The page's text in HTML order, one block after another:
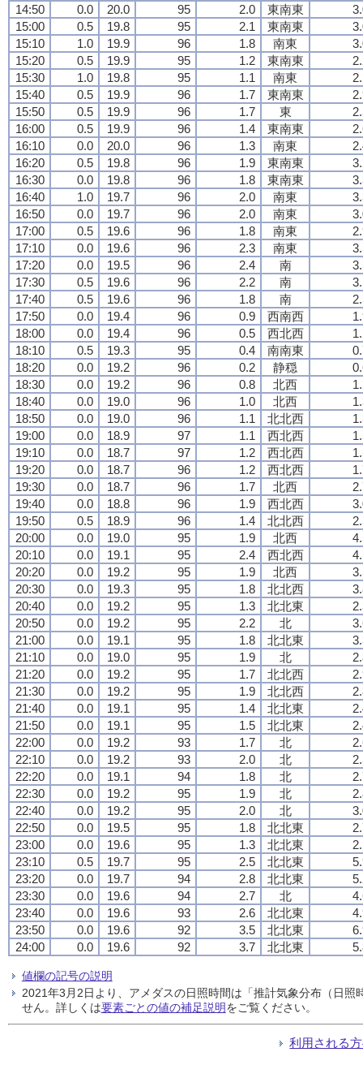
14:50 0.0 20.0 95 2.0 東南東
15:00
0.5 19.8 95 2.1 東南東
15:10
1.0 19.9 96 1.8 南東
15:20
0.5 19.9 95 1.2 東南東
15:30
1.0 19.8 95 1.1 南東
15:40
0.5 19.9 96 1.7 東南東
15:50
0.5 19.9 96 1.7 東
16:00
0.5 19.9 96 1.4 東南東
16:10
0.0 20.0 96 1.3 南東
16:20
0.5 19.8 96 1.9 東南東
16:30
0.0 19.8 96 1.8 東南東
16:40
1.0 19.7 96 2.0 南東
16:50
0.0 19.7 96 2.0 南東
17:00
0.5 19.6 96 1.8 南東
17:10
0.0 19.6 96 2.3 南東
17:20
0.0 19.5 96 2.4 南
17:30
0.5 19.6 96 2.2 南
17:40
0.5 19.6 96 1.8 南
17:50
0.0 19.4 96 0.9 西南西
18:00
0.0 19.4 96 0.5 西北西
18:10
0.5 19.3 95 0.4 南南東
18:20
0.0 19.2 96 0.2 静穏
18:30
0.0 19.2 96 0.8 北西
18:40
0.0 19.0 96 1.0 北西
18:50
0.0 19.0 96 1.1 北北西
19:00
0.0 18.9 97 1.1 西北西
19:10
0.0 18.7 97 1.2 西北西
19:20
0.0 18.7 96 1.2 西北西
19:30
0.0 18.7 96 1.7 北西
19:40
0.0 18.8 96 1.9 西北西
19:50
0.5 18.9 96 1.4 北北西
20:00
0.0 19.0 95 1.9 北西
20:10
0.0 19.1 95 2.4 西北西
20:20
0.0 19.2 95 1.9 北西
20:30
0.0 19.3 95 1.8 北北西
20:40
0.0 19.2 95 1.3 北北東
20:50
0.0 19.2 95 2.2 北
21:00
0.0 19.1 95 1.8 北北東
21:10
0.0 19.0 95 1.9 北
21:20
0.0 19.2 95 1.7 北北西
21:30
0.0 19.2 95 1.9 北北西
21:40
0.0 19.1 95 1.4 北北東
21:50
0.0 19.1 95 1.5 北北東
22:00
0.0 19.2 93 1.7 北
22:10
0.0 19.2 93 2.0 北
22:20
0.0 19.1 94 1.8 北
22:30
0.0 19.2 95 1.9 北
22:40
0.0 19.2 95 2.0 北
22:50
0.0 19.5 95 1.8 北北東
23:00
0.0 19.6 95 1.3 北北東
23:10
0.5 19.7 95 2.5 北北東
23:20
0.0 19.7 94 2.8 北北東
23:30
0.0 19.6 94 2.7 北
23:40
0.0 19.6 93 2.6 北北東
23:50
0.0 19.6 92 3.5 北北東
24:00
0.0 19.6 92 3.7 北北東
値欄の記号の説明
2021年3月2日より、アメダスの日照時間は「推計気象分布（日
せん。詳しくは要素ごとの値の補足説明をご覧ください。
利用される